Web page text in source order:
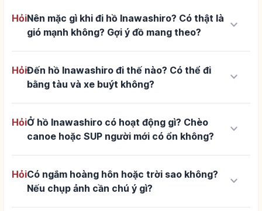
HỏiNên mặc gì khi đi hồ Inawashiro? Có thật là
gió mạnh không? Gợi ý đồ mang theo?
keyboard_arrow_down
HỏiĐến hồ Inawashiro đi thế nào? Có thể đi
bằng tàu và xe buýt không?
keyboard_arrow_down
HỏiỞ hồ Inawashiro có hoạt động gì? Chèo
canoe hoặc SUP người mới có ổn không?
keyboard_arrow_down
HỏiCó ngắm hoàng hôn hoặc trời sao không?
Nếu chụp ảnh cần chú ý gì?
keyboard_arrow_down